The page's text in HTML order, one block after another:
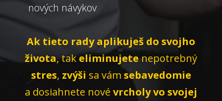
nových návykov
Ak tieto rady aplikuješ do svojho
života, takeliminujetenepotrebný
stres, zvýši sa vám sebavedomie
a dosiahnete nové vrcholy vo svojej